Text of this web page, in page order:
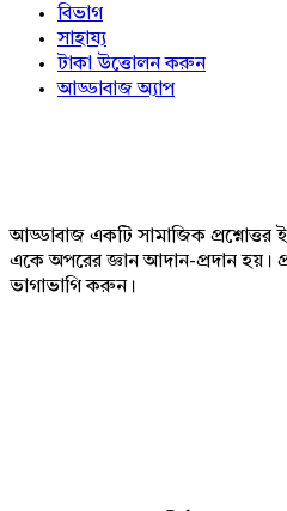
বিভাগ
সাহায্য
টাকা উত্তোলন করুন
আড্ডাবাজ অ্যাপ
আড্ডাবাজ একটি সামাজিক প্রশ্নোত্তর
একে অপরের জ্ঞান আদান-প্রদান হয়।
ভাগাভাগি করুন।